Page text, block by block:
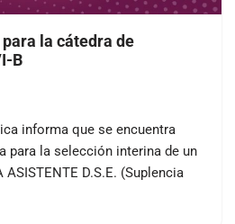
la cátedra de
B
informa que se encuentra
para la selección interina de un
ASISTENTE D.S.E. (Suplencia